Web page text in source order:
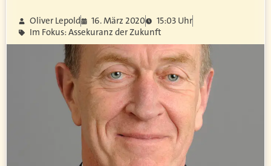
Oliver Lepold 16. März 2020
15:03 Uhr
Im Fokus: Assekuranz der Zukunft